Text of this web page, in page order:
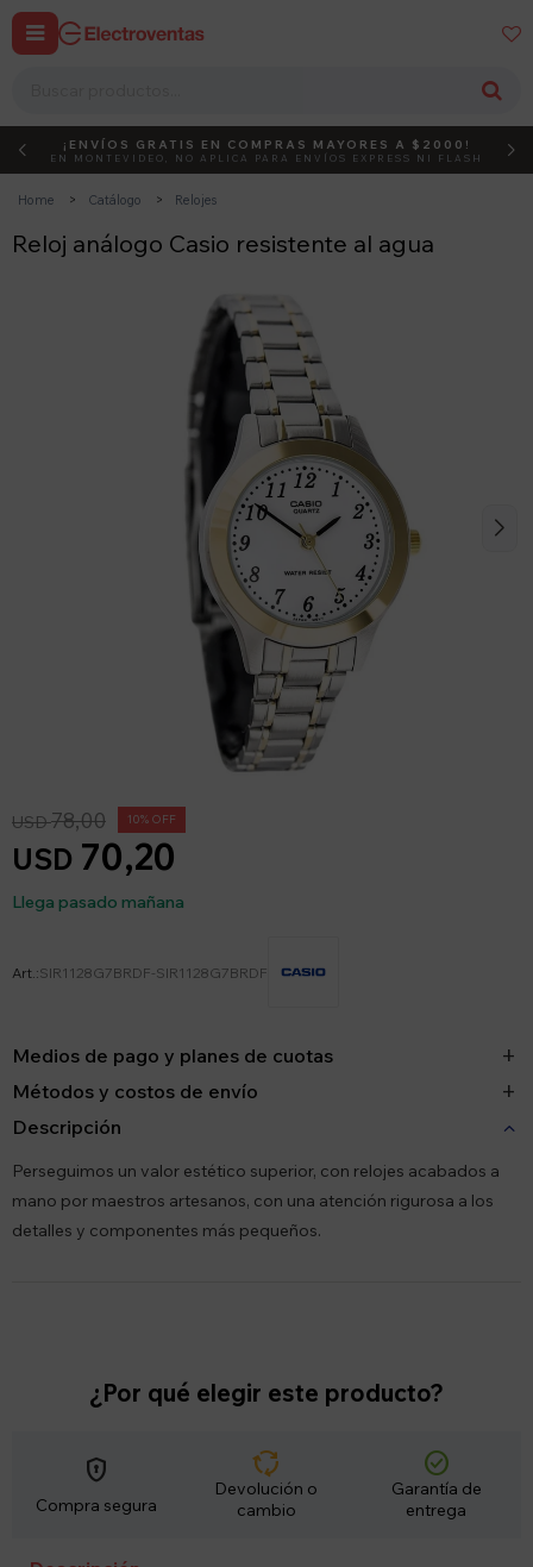
 
DEBUT ACTIVÁ EL CÓDIGO
¡ENVÍOS GRATIS EN COMPRAS MAYORES A $2000!
EN MONTEVIDEO, NO APLICA PARA ENVÍOS EXPRESS NI FLASH
Home Catálogo Relojes
Reloj análogo Casio resistente al agua
USD 70,20
USD78,00 10
Llega pasado mañana
SIR1128G7BRDF-SIR1128G7BRDF
Medios de pago y planes de cuotas
Métodos y costos de envío
Descripción
Perseguimos un valor estético superior, con relojes acabados a
mano por maestros artesanos, con una atención rigurosa a los
detalles y componentes más pequeños.
¿Por qué elegir este producto?
encrypted
Compra segura
cycle
Devolución o
cambio
check_circle
Garantía de
entrega